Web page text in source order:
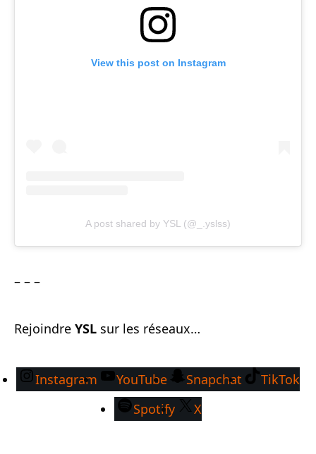
View this post on Instagram
A post shared by YSL (@_.yslss)
– – –
Rejoindre YSL sur les réseaux…
Instagram YouTube Snapchat
TikTok
Spotify
X